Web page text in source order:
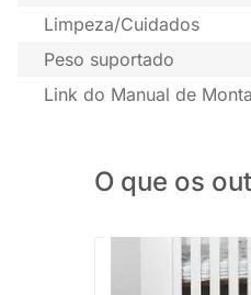
Limpeza/Cuidados
Peso suportado
Link do Manual de
O que os
Berço Mini Cama